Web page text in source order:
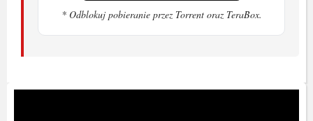
* Odblokuj pobieranie przez Torrent oraz TeraBox.